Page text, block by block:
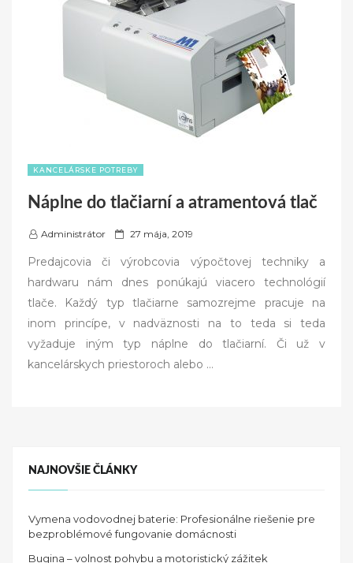
KANCELÁRSKE POTREBY
Náplne do tlačiarní a atramentová tlač
Administrátor
P
t
e
d
o
n
27 mája, 2019
Predajcovia či výrobcovia výpočtovej techniky a
hardwaru nám dnes ponúkajú viacero technológií
tlače. Každý typ tlačiarne samozrejme pracuje na
inom princípe, v nadväznosti na to teda si teda
vyžaduje iným typ náplne do tlačiarní. Či už v
kancelárskych priestoroch alebo …
NAJNOVŠIE ČLÁNKY
Vymena vodovodnej baterie: Profesionálne riešenie pre
bezproblémové fungovanie domácnosti
Bugina – volnost pohybu a motoristický zážitek